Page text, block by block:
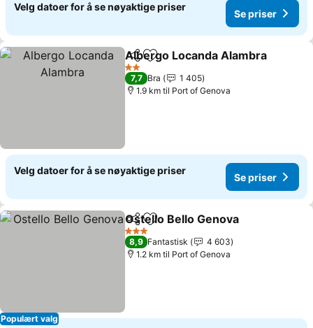
Velg datoer for å se nøyaktige priser
Se priser
Del Legg til i favoritter
Albergo Locanda Alambra
2 Stjerner
7,7 Bra
1 405
1.9 km til Port of Genova
Velg datoer for å se nøyaktige priser
Se priser
Populært valg
Del Legg til i favoritter
Ostello Bello Genova
3 Stjerner
8,9 Fantastisk
4 603
1.2 km til Port of Genova